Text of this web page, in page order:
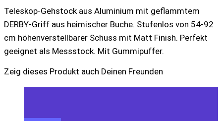
Menge
Teleskop-Gehstock aus Aluminium mit geflammtem
DERBY-Griff aus heimischer Buche. Stufenlos von 54-92
cm höhenverstellbarer Schuss mit Matt Finish. Perfekt
geeignet als Messstock. Mit Gummipuffer.
Zeig dieses Produkt auch Deinen Freunden